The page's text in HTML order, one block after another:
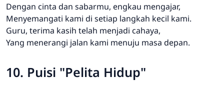
Dengan cinta dan sabarmu, engkau mengajar,
Menyemangati kami di setiap langkah kecil kami.
Guru, terima kasih telah menjadi cahaya,
Yang menerangi jalan kami menuju masa depan.
10. Puisi "Pelita Hidup"